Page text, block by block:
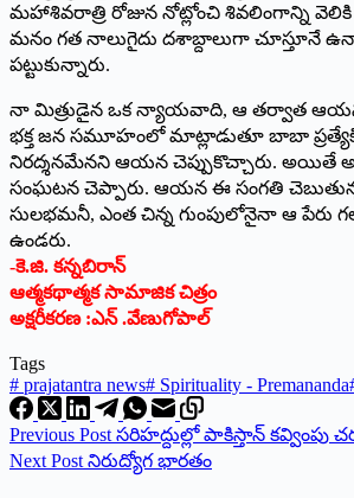
మహాశివరాత్రి రోజున నోట్లోంచి శివలింగాన్ని వెలికి
మనం గత నాలుగైదు దశాబ్దాలుగా చూస్తూనే
పట్టుకున్నారు.
నా మిత్రుడైన ఒక న్యాయవాది, ఆ తర్వాత ఆయన
భక్త జన సమూహంలో మాట్లాడుతూ బాబా
నిరద్శనమేనని ఆయన చెప్పుకొచ్చారు. అయి­తే
సంఘటన చెప్పారు. ఆయన ఈ సంగతి
సులభమనీ, ఎంత చిన్న గుంపులోనైనా ఆ పేరు
ఉండరు.
-కె.జి. కన్నబిరాన్‌
ఆత్మకథాత్మక సామాజిక చిత్రం
అక్షరీకరణ :ఎన్ .వేణుగోపాల్
Tags
# prajatantra news# Spirituality - Premananda
Previous Post సరిహద్దుల్లో పాకిస్తాన్‌ ‌కవ్వింపు
Next Post నిరుద్యోగ భారతం